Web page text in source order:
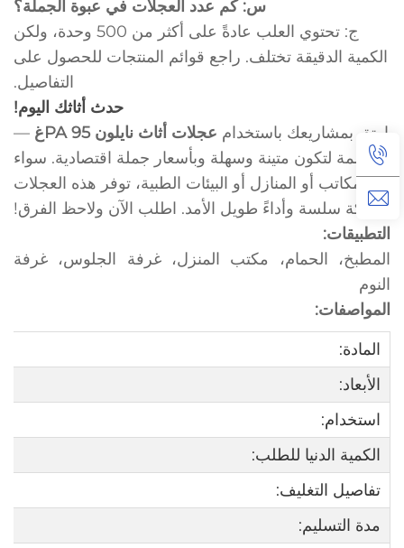
س: كم عدد العجلات في عبوة الجملة؟
ج: تحتوي العلب عادةً على أكثر من 500 وحدة، ولكن
الكمية الدقيقة تختلف. راجع قوائم المنتجات للحصول على
التفاصيل.
حدث أثاثك اليوم!
ارتقِ بمشاريعك باستخدام عجلات أثاث نايلون PA 95غ
—
مصممة لتكون متينة وسهلة وبأسعار جملة اقتصادية. سواء
للمكاتب أو المنازل أو البيئات الطبية، توفر هذه العجلات
حركة سلسة وأداءً طويل الأمد. اطلب الآن ولاحظ الفرق!
التطبيقات:
المطبخ، الحمام، مكتب المنزل، غرفة الجلوس، غرفة
النوم
المواصفات:
المادة:
الأبعاد:
استخدام:
الكمية الدنيا للطلب:
تفاصيل التغليف:
مدة التسليم: